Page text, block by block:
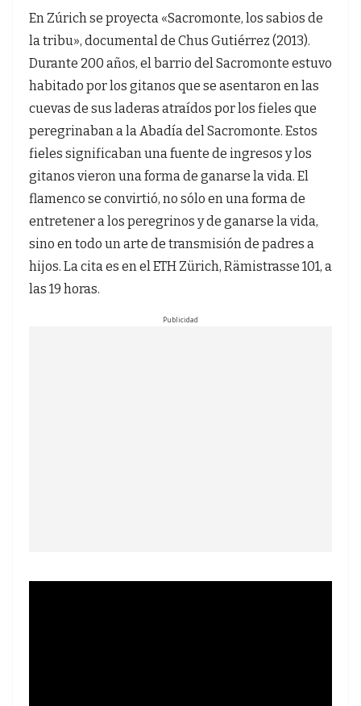
En Zúrich se proyecta «Sacromonte, los sabios de
la tribu», documental de Chus Gutiérrez (2013).
Durante 200 años, el barrio del Sacromonte estuvo
habitado por los gitanos que se asentaron en las
cuevas de sus laderas atraídos por los fieles que
peregrinaban a la Abadía del Sacromonte. Estos
fieles significaban una fuente de ingresos y los
gitanos vieron una forma de ganarse la vida. El
flamenco se convirtió, no sólo en una forma de
entretener a los peregrinos y de ganarse la vida,
sino en todo un arte de transmisión de padres a
hijos. La cita es en el ETH Zürich, Rämistrasse 101, a
las 19 horas.
Publicidad